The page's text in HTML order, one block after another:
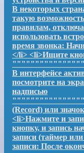
В некоторых
такую
правилам,
использовать
время звонка:
</li> <li>Ищите
В интерфейсе
посмотрите на
надписью
(Record) или
<li>Нажмите и
кнопку, и запись
записи (таймер
записи: После